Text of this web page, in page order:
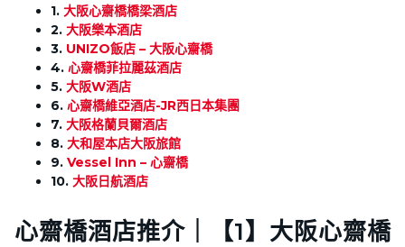
1. 大阪心齋橋橋梁酒店
2. 大阪樂本酒店
3. UNIZO飯店 – 大阪心齋橋
4. 心齋橋菲拉麗茲酒店
5. 大阪W酒店
6. 心齋橋維亞酒店-JR西日本集團
7. 大阪格蘭貝爾酒店
8. 大和屋本店大阪旅館
9. Vessel Inn – 心齋橋
10. 大阪日航酒店
心齋橋酒店推介｜【1】 大阪心齋橋